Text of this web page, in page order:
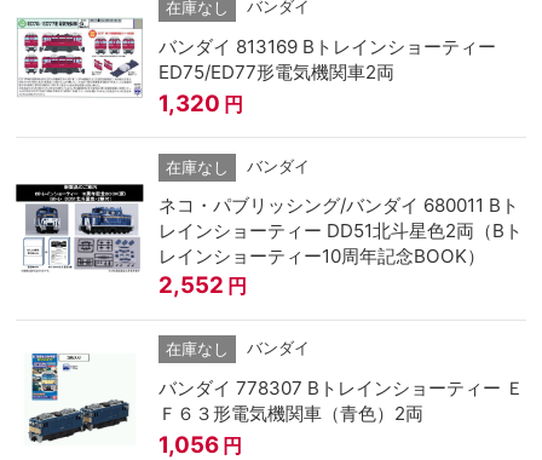
在庫なし バンダイ
バンダイ 813169 Bトレインショーティー
ED75/ED77形電気機関車2両
1,320 円
在庫なし バンダイ
ネコ・パブリッシング/バンダイ 680011 Bト
レインショーティー DD51北斗星色2両（Bト
レインショーティー10周年記念BOOK）
2,552 円
在庫なし バンダイ
バンダイ 778307 Bトレインショーティー Ｅ
Ｆ６３形電気機関車（青色）2両
1,056 円